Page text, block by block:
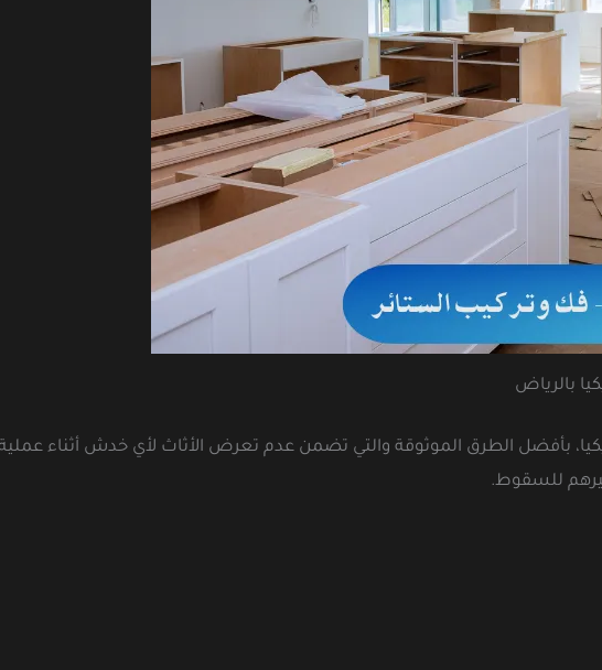
بالرياض
بأفضل الطرق الموثوقة والتي تضمن عدم تعرض الأثاث لأي خدش أثناء
للسقوط.